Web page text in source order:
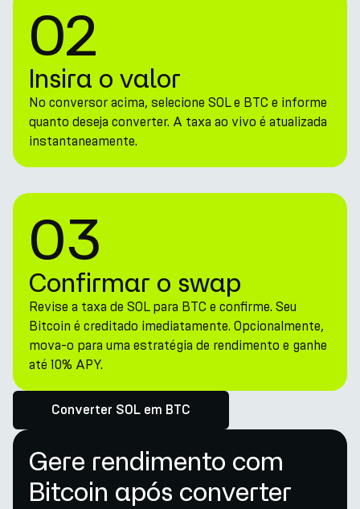
02
Insira o valor
No conversor acima, selecione SOL e BTC e informe
quanto deseja converter. A taxa ao vivo é atualizada
instantaneamente.
03
Confirmar o swap
Revise a taxa de SOL para BTC e confirme. Seu
Bitcoin é creditado imediatamente. Opcionalmente,
mova-o para uma estratégia de rendimento e ganhe
até 10% APY.
Converter SOL em BTC
Gere rendimento com
Bitcoin após converter